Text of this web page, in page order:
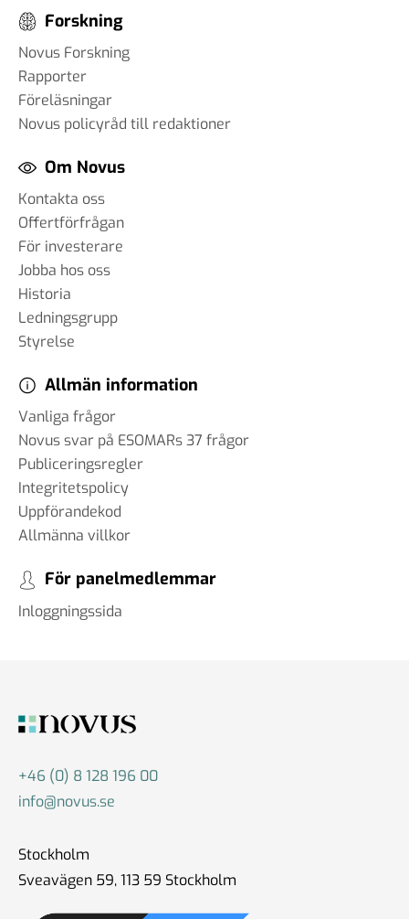
Forskning
Novus Forskning
Rapporter
Föreläsningar
Novus policyråd till redaktioner
Om Novus
Kontakta oss
Offertförfrågan
För investerare
Jobba hos oss
Historia
Ledningsgrupp
Styrelse
Allmän information
Vanliga frågor
Novus svar på ESOMARs 37 frågor
Publiceringsregler
Integritetspolicy
Uppförandekod
Allmänna villkor
För panelmedlemmar
Inloggningssida
+46 (0) 8 128 196 00
info@novus.se
Stockholm
Sveavägen 59, 113 59 Stockholm